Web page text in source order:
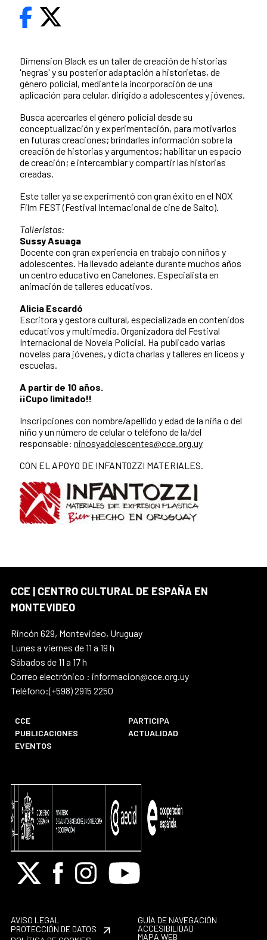
Dimension Black es un taller de creación de historias
'negras' y su posterior adaptación a historietas, de
género policial, mediante la incorporación de una
aplicación para celular, dirigido a adolescentes y jóvenes.
Busca acercarles el género policial desde su
conceptualización y experimentación, para motivarlos
en futuras creaciones; brindarles información sobre la
creación de historias y argumentos; habilitar un espacio
de creación; e intercambiar y compartir las historias
creadas.
Este taller ya se experimentó con gran éxito en el NOX
Film FEST (Festival Internacional de cine de Salto).
Talleristas:
Sussy Asuaga
Docente con gran experiencia en trabajo con niños y
adolescentes. Ha llevado adelante durante muchos años
un centro educativo en Canelones. Especialista en
animación de talleres educativos.
Alicia Escardó
Escritora y gestora cultural, especializada en contenidos
educativos y multimedia. Organizadora del Festival
Internacional de Novela Policial. Ha publicado varias
novelas para jóvenes, y dicta charlas y talleres en liceos y
escuelas.
A partir de 10 años.
¡¡Cupo limitado!!
Inscripciones con nombre/apellido y edad de la niña o del
niño y un número de celular o teléfono de la/del
responsable: ninosyadolescentes@cce.org.uy
CON EL APOYO DE INFANTOZZI MATERIALES.
CCE | CENTRO CULTURAL DE ESPAÑA EN
MONTEVIDEO
Rincón 629, Montevideo, Uruguay
Lunes a viernes de 11 a 19 h
Sábados de 11 a 17 h
Correo electrónico : informacion@cce.org.uy
Teléfono:(+598) 2915 2250
CCE
PARTICIPA
PUBLICACIONES
ACTUALIDAD
EVENTOS
X FacebookInstagramYoutube
AVISO LEGAL
PROTECCIÓN DE DATOS
GUÍA DE NAVEGACIÓN
ACCESIBILIDAD
MAPA WEB